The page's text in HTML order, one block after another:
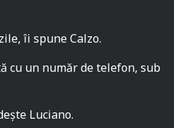
îi spune Calzo.
cu un număr de telefon, sub
Luciano.